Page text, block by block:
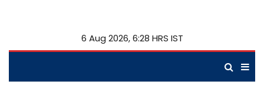
6 Aug 2026, 6:28 HRS IST